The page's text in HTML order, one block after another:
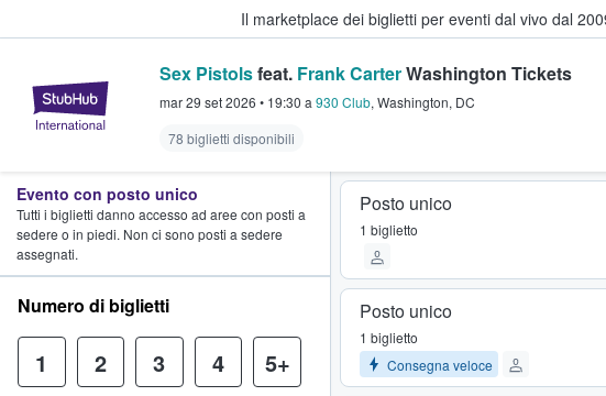
Il marketplace dei biglietti per eventi dal vivo dal
StubHub - Dove i fan comprano e vendono
Sex Pistolsfeat. Frank CarterWashington Tickets
mar 29 set 2026 • 19:30 a 930 Club, Washington, DC
78 biglietti disponibili
Posto unico
1 biglietto
Posto unico
1 biglietto
Consegna veloce
Evento con posto unico
Tutti i biglietti danno accesso ad aree con posti a
sedere o in piedi. Non ci sono posti a sedere
assegnati.
Numero di biglietti
1 2 3 4 5+